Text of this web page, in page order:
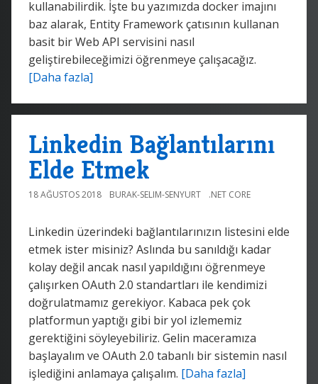
kullanabilirdik. İşte bu yazımızda docker imajını
baz alarak, Entity Framework çatısının kullanan
basit bir Web API servisini nasıl
geliştirebileceğimizi öğrenmeye çalışacağız.
[Daha fazla]
Linkedin Bağlantılarını
Elde Etmek
18 AĞUSTOS 2018 BURAK-SELIM-SENYURT .NET CORE
Linkedin üzerindeki bağlantılarınızın listesini elde
etmek ister misiniz? Aslında bu sanıldığı kadar
kolay değil ancak nasıl yapıldığını öğrenmeye
çalışırken OAuth 2.0 standartları ile kendimizi
doğrulatmamız gerekiyor. Kabaca pek çok
platformun yaptığı gibi bir yol izlememiz
gerektiğini söyleyebiliriz. Gelin maceramıza
başlayalım ve OAuth 2.0 tabanlı bir sistemin nasıl
işlediğini anlamaya çalışalım. [Daha fazla]